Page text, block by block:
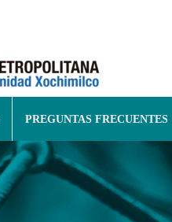
PREGUNTAS FRECUENTES